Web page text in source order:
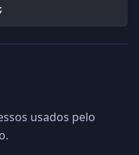
;
usados pelo